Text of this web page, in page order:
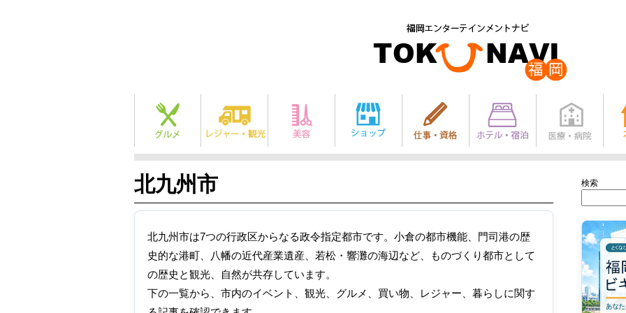
北九州市
北九州市は7つの行政区からなる政令指定都市です。小倉の都市機能、門司港の歴
史的な港町、八幡の近代産業遺産、若松・響灘の海辺など、ものづくり都市として
の歴史と観光、自然が共存しています。
下の一覧から、市内のイベント、観光、グルメ、買い物、レジャー、暮らしに関す
検索